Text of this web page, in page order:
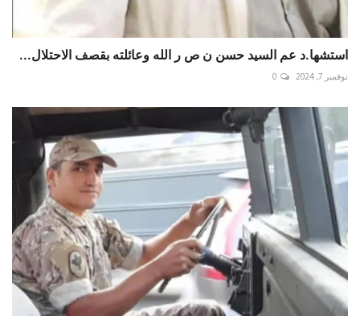
استشها.د عم السيد حسن ن ص ر الله وعائلته بقصف الاحتلال...
نوفمبر 7, 2024 0